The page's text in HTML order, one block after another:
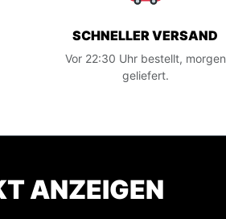
SCHNELLER VERSAND
Vor 22:30 Uhr bestellt, morgen
geliefert.
ANZEIGEN